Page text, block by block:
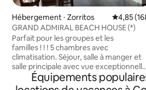
Hébergement ⋅ Zorritos
4,85
GRAND ADMIRAL BEACH HOUSE (*)
Parfait pour les groupes et les
familles ! ! ! 5 chambres avec
climatisation. Séjour, salle à manger et
salle principale avec vue exceptionnelle
sur l'océan. Table à manger pour 12
personnes et table en terrasse pour 6
Équipements